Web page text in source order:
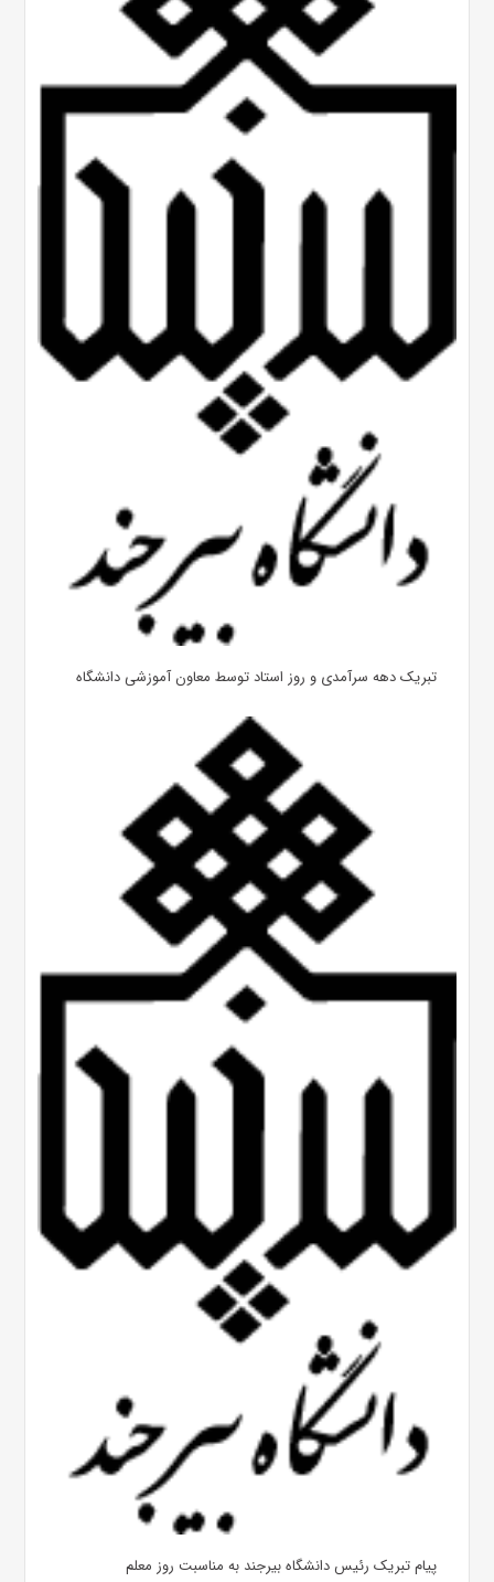
تبریک دهه سرآمدی و روز استاد توسط معاون آموزشی دانشگاه
پیام تبریک رئیس دانشگاه بیرجند به مناسبت روز معلم